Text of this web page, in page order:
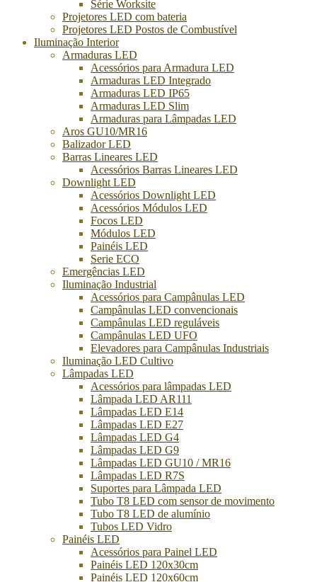
Série Worksite
Projetores LED com bateria
Projetores LED Postos de Combustível
Iluminação Interior
Armaduras LED
Acessórios para Armadura LED
Armaduras LED Integrado
Armaduras LED IP65
Armaduras LED Slim
Armaduras para Lâmpadas LED
Aros GU10/MR16
Balizador LED
Barras Lineares LED
Acessórios Barras Lineares LED
Downlight LED
Acessórios Downlight LED
Acessórios Módulos LED
Focos LED
Módulos LED
Painéis LED
Serie ECO
Emergências LED
Iluminação Industrial
Acessórios para Campânulas LED
Campânulas LED convencionais
Campânulas LED reguláveis
Campânulas LED UFO
Elevadores para Campânulas Industriais
Iluminação LED Cultivo
Lâmpadas LED
Acessórios para lâmpadas LED
Lâmpada LED AR111
Lâmpadas LED E14
Lâmpadas LED E27
Lâmpadas LED G4
Lâmpadas LED G9
Lâmpadas LED GU10 / MR16
Lâmpadas LED R7S
Suportes para Lâmpada LED
Tubo T8 LED com sensor de movimento
Tubo T8 LED de alumínio
Tubos LED Vidro
Painéis LED
Acessórios para Painel LED
Painéis LED 120x30cm
Painéis LED 120x60cm